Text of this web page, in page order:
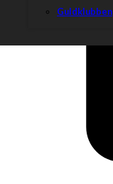
Guldklubben